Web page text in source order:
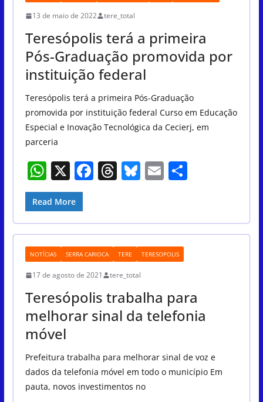
p o
k
13 de maio de 2022 tere_total
Teresópolis terá a primeira
Pós-Graduação promovida por
instituição federal
Teresópolis terá a primeira Pós-Graduação
promovida por instituição federal Curso em Educação
Especial e Inovação Tecnológica da Cecierj, em
parceria
W
h
at
s
A
p
p
X F
e
b
o
o
k
T
a
d
s
Bl
sk
y
E
l
S
e
Read More
NOTÍCIAS SERRA CARIOCA TERE TERESOPOLIS
17 de agosto de 2021 tere_total
Teresópolis trabalha para
melhorar sinal da telefonia
móvel
Prefeitura trabalha para melhorar sinal de voz e
dados da telefonia móvel em todo o município Em
pauta, novos investimentos no